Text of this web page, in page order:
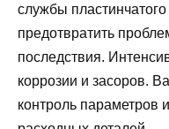
службы
предотвратить
последствия.
коррозии и засоров.
контроль параметров